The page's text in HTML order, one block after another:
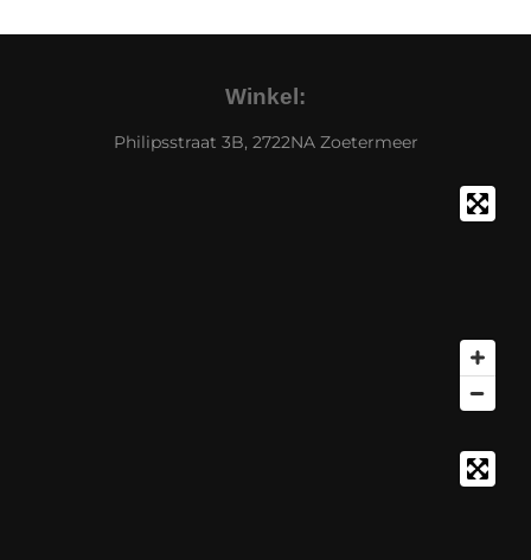
Winkel:
Philipsstraat 3B, 2722NA Zoetermeer